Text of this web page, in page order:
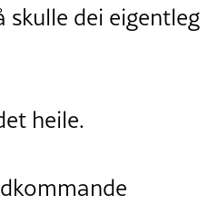
dei eigentleg
heile.